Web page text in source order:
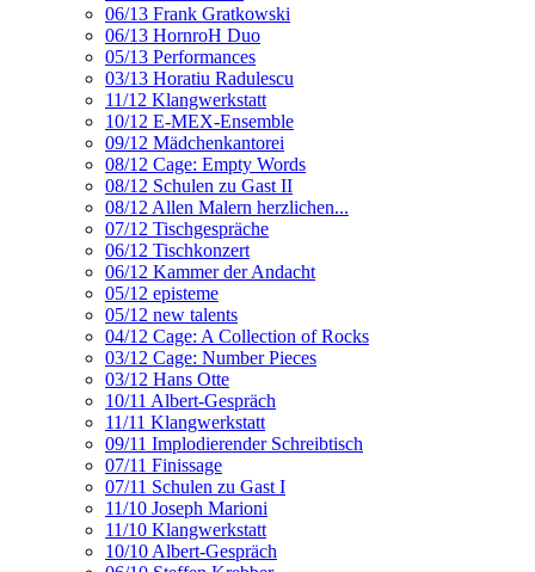
06/13 Frank Gratkowski
06/13 HornroH Duo
05/13 Performances
03/13 Horatiu Radulescu
11/12 Klangwerkstatt
10/12 E-MEX-Ensemble
09/12 Mädchenkantorei
08/12 Cage: Empty Words
08/12 Schulen zu Gast II
08/12 Allen Malern herzlichen...
07/12 Tischgespräche
06/12 Tischkonzert
06/12 Kammer der Andacht
05/12 episteme
05/12 new talents
04/12 Cage: A Collection of Rocks
03/12 Cage: Number Pieces
03/12 Hans Otte
10/11 Albert-Gespräch
11/11 Klangwerkstatt
09/11 Implodierender Schreibtisch
07/11 Finissage
07/11 Schulen zu Gast I
11/10 Joseph Marioni
11/10 Klangwerkstatt
10/10 Albert-Gespräch